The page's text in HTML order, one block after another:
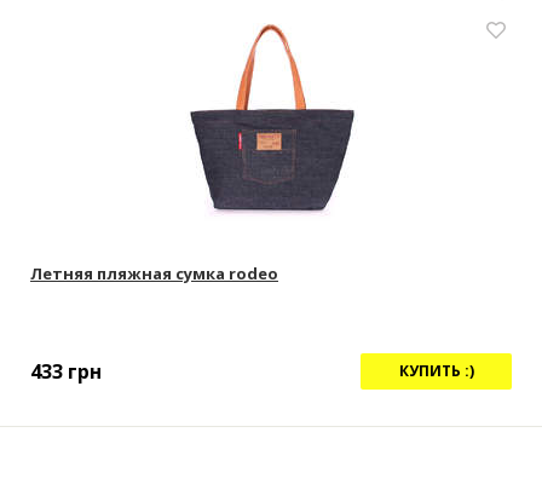
Летняя пляжная сумка rodeo
433 грн КУПИТЬ :)